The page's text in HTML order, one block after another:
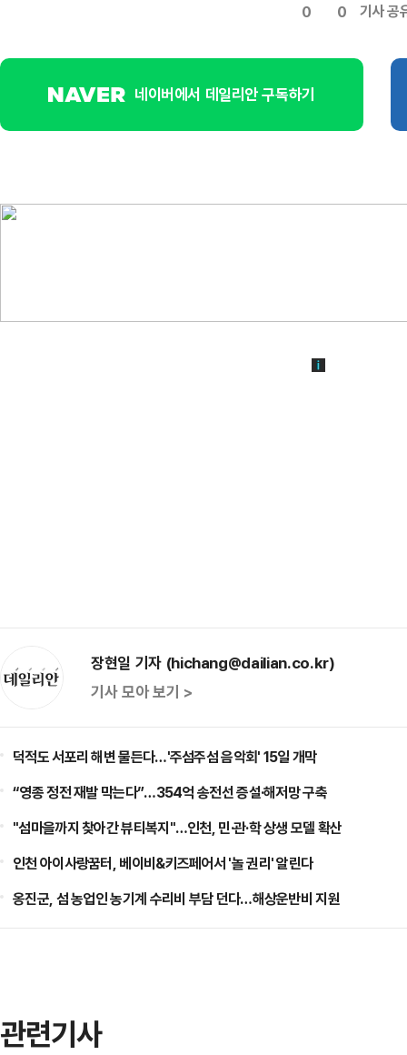
0 0 기사 공
네이버에서 데일리안 구독하기
장현일 기자 (hichang@dailian.co.kr)
기사 모아 보기 >
덕적도 서포리 해변 물든다…'주섬주섬 음악회' 15일 개막
“영종 정전 재발 막는다”…354억 송전선 증설·해저망 구축
"섬마을까지 찾아간 뷰티복지"…인천, 민·관·학 상생 모델 확산
인천 아이사랑꿈터, 베이비&키즈페어서 '놀 권리' 알린다
옹진군, 섬 농업인 농기계 수리비 부담 던다…해상운반비 지원
관련기사